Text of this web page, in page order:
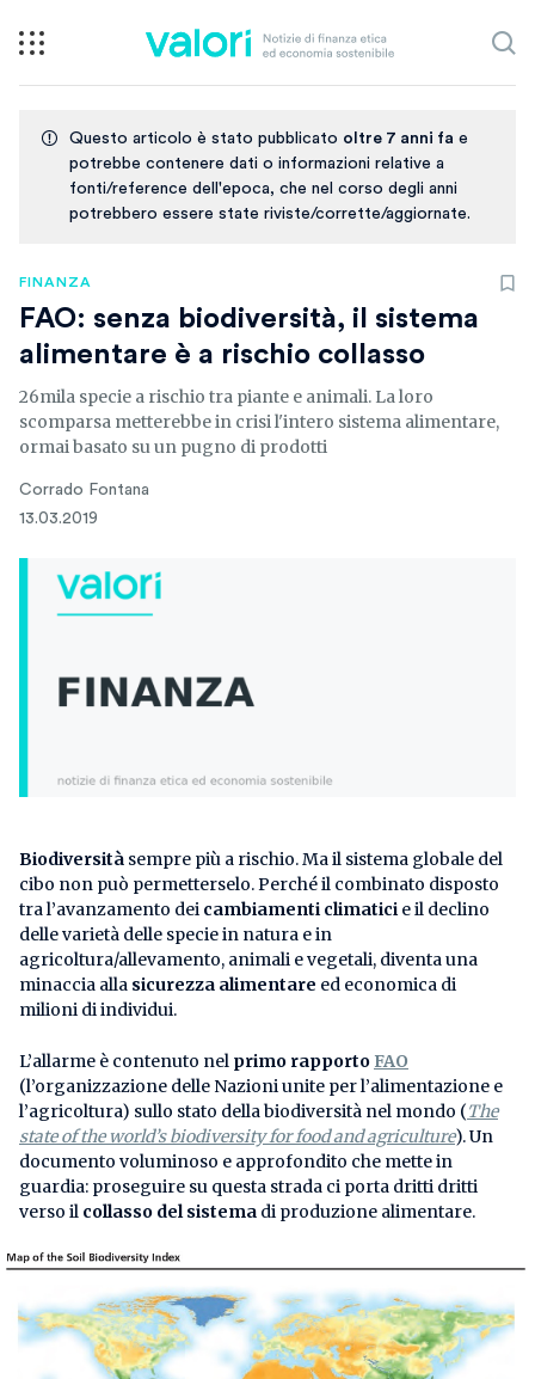
Questo articolo è stato pubblicato oltre 7 anni fa e
potrebbe contenere dati o informazioni relative a
fonti/reference dell'epoca, che nel corso degli anni
potrebbero essere state riviste/corrette/aggiornate.
FINANZA
FAO: senza biodiversità, il sistema
alimentare è a rischio collasso
26mila specie a rischio tra piante e animali. La loro
scomparsa metterebbe in crisi l'intero sistema alimentare,
ormai basato su un pugno di prodotti
Corrado Fontana
13.03.2019
Biodiversità sempre più a rischio. Ma il sistema globale del
cibo non può permetterselo. Perché il combinato disposto
tra l’avanzamento dei cambiamenti climatici e il declino
delle varietà delle specie in natura e in
agricoltura/allevamento, animali e vegetali, diventa una
minaccia alla sicurezza alimentare ed economica di
milioni di individui.
L’allarme è contenuto nel primo rapporto FAO
(l’organizzazione delle Nazioni unite per l’alimentazione e
l’agricoltura) sullo stato della biodiversità nel mondo (The
state of the world’s biodiversity for food and agriculture). Un
documento voluminoso e approfondito che mette in
guardia: proseguire su questa strada ci porta dritti dritti
verso il collasso del sistema di produzione alimentare.